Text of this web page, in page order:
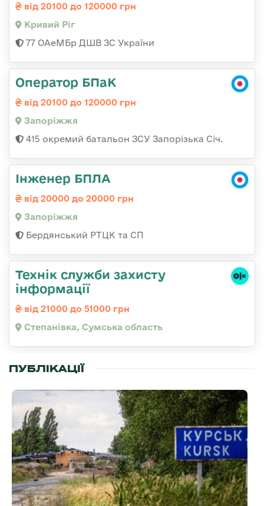
від 20100 до 120000 грн
Кривий Ріг
77 ОАеМБр ДШВ ЗС України
Оператор БПаК
від 20100 до 120000 грн
Запоріжжя
415 окремий батальон ЗСУ Запорізька Січ.
Інженер БПЛА
від 20000 до 20000 грн
Запоріжжя
Бердянський РТЦК та СП
Технік служби захисту
інформації
від 21000 до 51000 грн
Степанівка, Сумська область
ПУБЛІКАЦІЇ